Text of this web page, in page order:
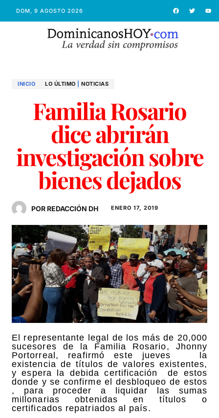
DOM, 9 AGOSTO 2026
INICIO LO ÚLTIMO NOTICIAS
Familia Rosario
dice abrirán
investigación sobre
bienes dejados
POR REDACCIÓN DH ENERO 17, 2019
El representante legal de los más de 20,000
sucesores de la Familia Rosario, Jhonny
Portorreal, reafirmó este jueves la
existencia de títulos de valores existentes,
y espera la debida certificación de estos
donde y se confirme el desbloqueo de estos
, para proceder a liquidar las sumas
millonarias obtenidas en títulos o
certificados repatriados al país.